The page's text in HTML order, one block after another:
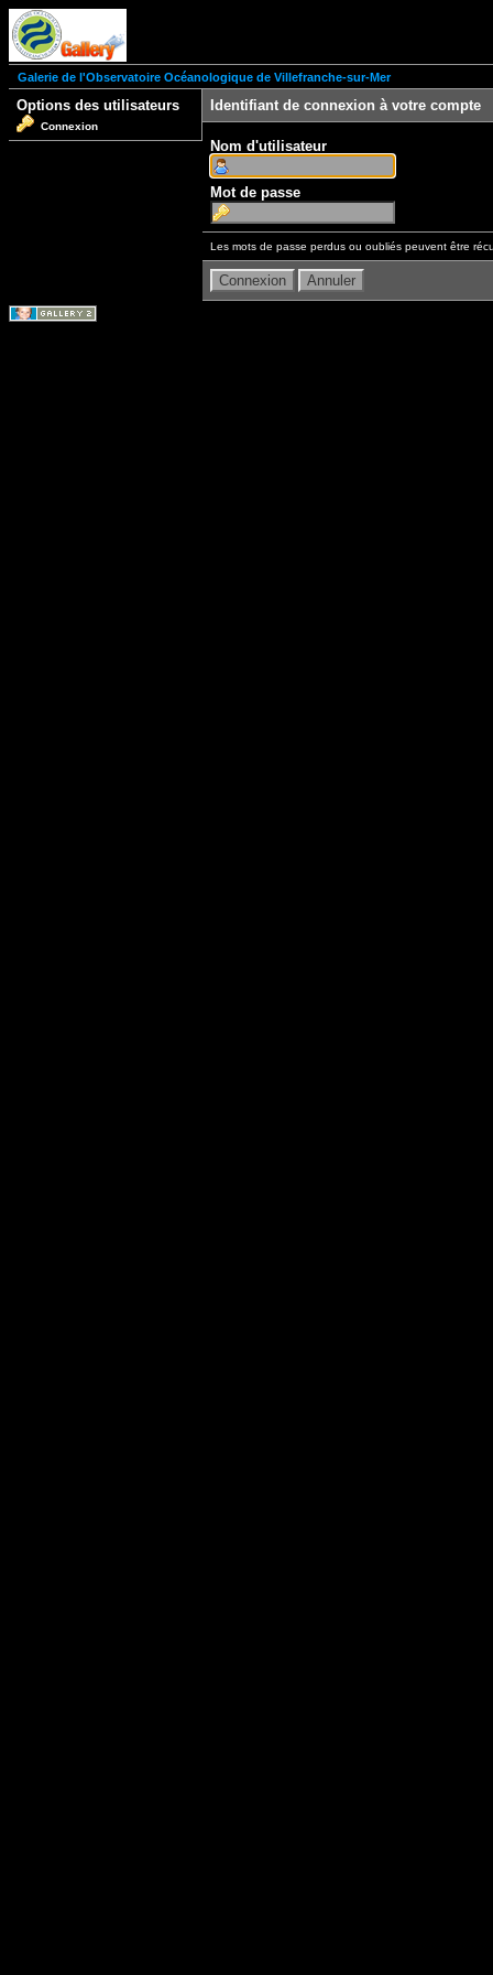
Galerie de l'Observatoire Océanologique de Villefranche-sur-Mer
Options des utilisateurs
Connexion
Identifiant de connexion à votre compte
Nom d'utilisateur
Mot de passe
Les mots de passe perdus ou oubliés peuvent être